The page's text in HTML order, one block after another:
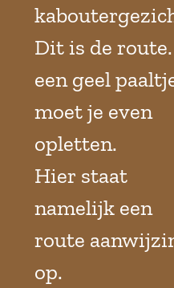
Dit is de
een geel
moet je even
opletten.
Hier staat
namelijk een
route
op.